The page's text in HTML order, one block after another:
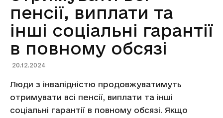
пенсії, виплати та
інші соціальні гарантії
в повному обсязі
20.12.2024
Люди з інвалідністю продовжуватимуть
отримувати всі пенсії, виплати та інші
соціальні гарантії в повному обсязі. Якщо